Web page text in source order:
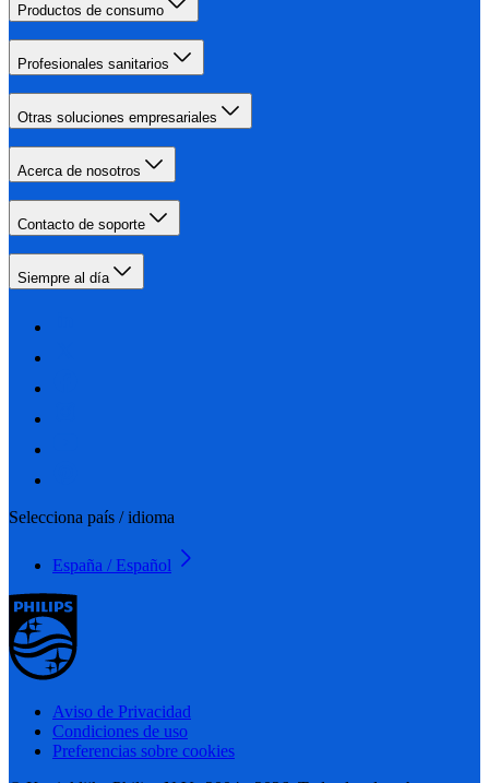
Productos de consumo
Profesionales sanitarios
Otras soluciones empresariales
Acerca de nosotros
Contacto de soporte
Siempre al día
Selecciona país / idioma
España / Español
Aviso de Privacidad
Condiciones de uso
Preferencias sobre cookies